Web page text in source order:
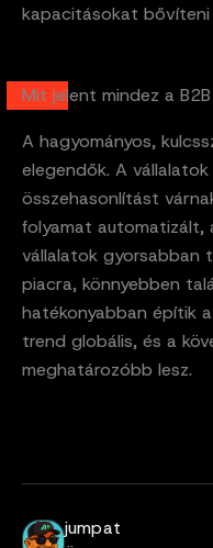
kapacitásokat bővíteni
Mit jelent mindez a
A hagyományos,
elegendők. A
összehasonlítást
folyamat automatizált,
vállalatok gyorsabban
piacra, könnyebben
hatékonyabban építik
trend globális, és a
meghatározóbb lesz.
jumpat